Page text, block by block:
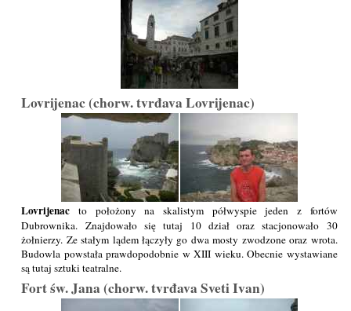
Lovrijenac (chorw. tvrđava Lovrijenac)
Lovrijenac to położony na skalistym półwyspie jeden z fortów
Dubrownika. Znajdowało się tutaj 10 dział oraz stacjonowało 30
żołnierzy. Ze stałym lądem łączyły go dwa mosty zwodzone oraz wrota.
Budowla powstała prawdopodobnie w XIII wieku. Obecnie wystawiane
są tutaj sztuki teatralne.
Fort św. Jana (chorw. tvrđava Sveti Ivan)